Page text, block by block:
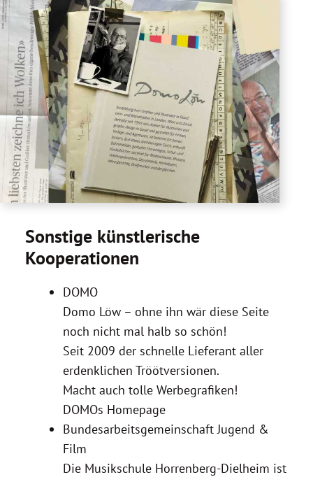
Sonstige künstlerische
Kooperationen
DOMO
Domo Löw – ohne ihn wär diese Seite
noch nicht mal halb so schön!
Seit 2009 der schnelle Lieferant aller
erdenklichen Tröötversionen.
Macht auch tolle Werbegrafiken!
DOMOs Homepage
Bundesarbeitsgemeinschaft Jugend &
Film
Die Musikschule Horrenberg-Dielheim ist